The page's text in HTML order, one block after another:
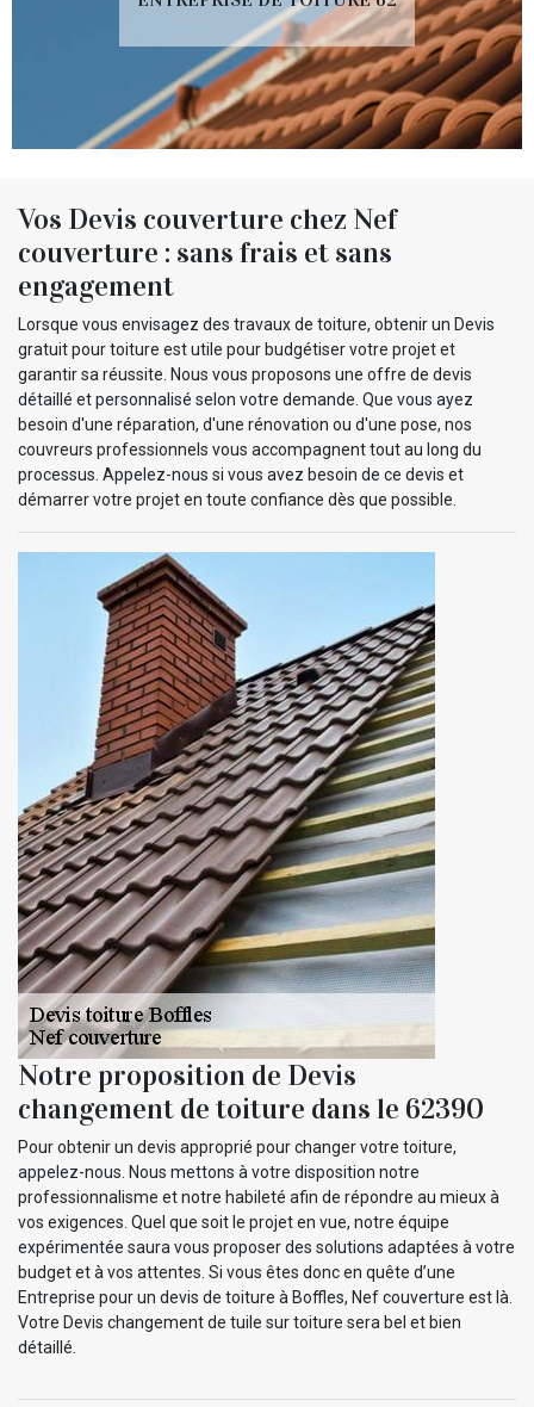
Vos Devis couverture chez Nef
couverture : sans frais et sans
engagement
Lorsque vous envisagez des travaux de toiture, obtenir un Devis
gratuit pour toiture est utile pour budgétiser votre projet et
garantir sa réussite. Nous vous proposons une offre de devis
détaillé et personnalisé selon votre demande. Que vous ayez
besoin d'une réparation, d'une rénovation ou d'une pose, nos
couvreurs professionnels vous accompagnent tout au long du
processus. Appelez-nous si vous avez besoin de ce devis et
démarrer votre projet en toute confiance dès que possible.
Notre proposition de Devis
changement de toiture dans le 62390
Pour obtenir un devis approprié pour changer votre toiture,
appelez-nous. Nous mettons à votre disposition notre
professionnalisme et notre habileté afin de répondre au mieux à
vos exigences. Quel que soit le projet en vue, notre équipe
expérimentée saura vous proposer des solutions adaptées à votre
budget et à vos attentes. Si vous êtes donc en quête d’une
Entreprise pour un devis de toiture à Boffles, Nef couverture est là.
Votre Devis changement de tuile sur toiture sera bel et bien
détaillé.